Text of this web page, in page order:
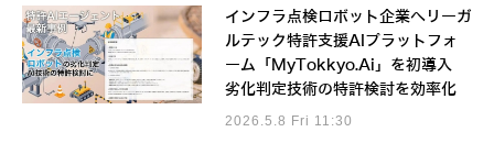
インフラ点検ロボット企業へリーガ
ルテック特許支援AIプラットフォ
ーム「MyTokkyo.Ai」を初導入
劣化判定技術の特許検討を効率化
2026.5.8 Fri 11:30